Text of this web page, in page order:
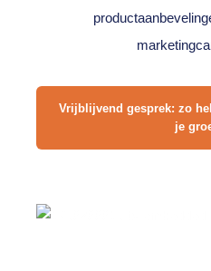
Vrijblijvend gesprek: zo
je